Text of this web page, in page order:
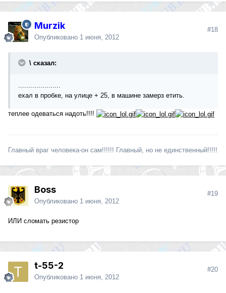
Murzik
Опубликовано 1 июня, 2012
#18
\ сказал:
.....................
ехал в пробке, на улице + 25, в машине замерз етить.
теплее одеваться надоть!!!!
Главный враг человека-он сам!!!!!! Главный, но не единственный!!!!!
Boss
Опубликовано 1 июня, 2012
#19
ИЛИ сломать резистор
t-55-2
Опубликовано 1 июня, 2012
#20